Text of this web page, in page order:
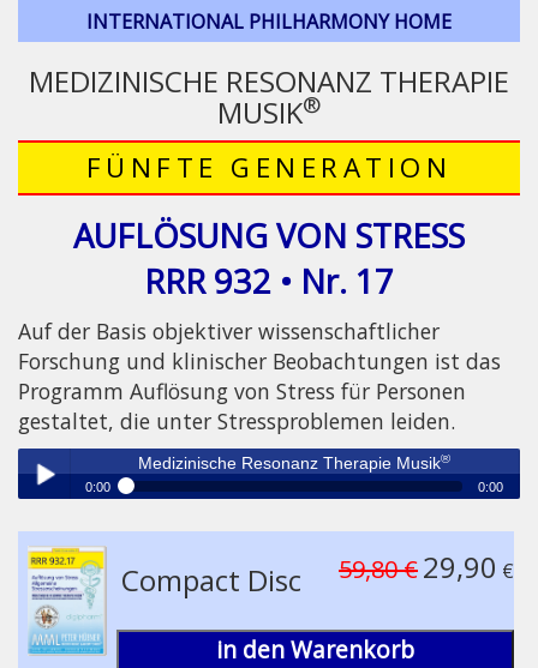
INTERNATIONAL PHILHARMONY HOME
MEDIZINISCHE RESONANZ THERAPIE
MUSIK®
FÜNFTE GENERATION
AUFLÖSUNG VON STRESS
RRR 932 • Nr. 17
Auf der Basis objektiver wissenschaftlicher
Forschung und klinischer Beobachtungen ist das
Programm Auflösung von Stress für Personen
gestaltet, die unter Stressproblemen leiden.
Play /
Medizinische Resonanz Therapie Musik®
0:00 0:00
Compact Disc 59,80 €29,90 €
in den Warenkorb